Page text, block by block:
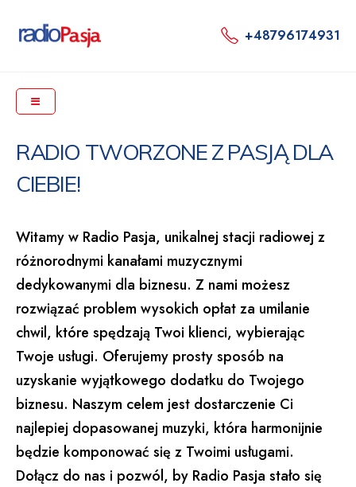
+48796174931
RADIO TWORZONE Z PASJĄ DLA
CIEBIE!
Witamy w Radio Pasja, unikalnej stacji radiowej z
różnorodnymi kanałami muzycznymi
dedykowanymi dla biznesu. Z nami możesz
rozwiązać problem wysokich opłat za umilanie
chwil, które spędzają Twoi klienci, wybierając
Twoje usługi. Oferujemy prosty sposób na
uzyskanie wyjątkowego dodatku do Twojego
biznesu. Naszym celem jest dostarczenie Ci
najlepiej dopasowanej muzyki, która harmonijnie
będzie komponować się z Twoimi usługami.
Dołącz do nas i pozwól, by Radio Pasja stało się